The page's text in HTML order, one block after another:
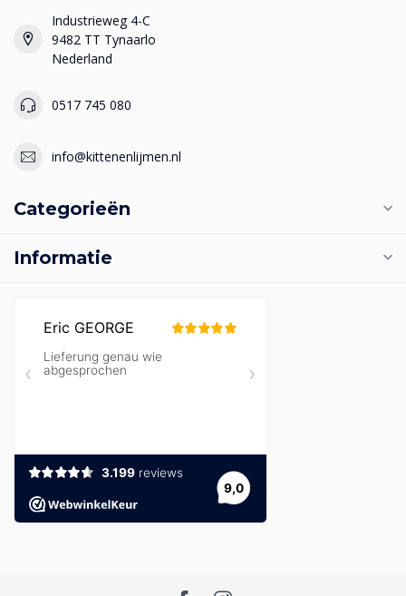
Industrieweg 4-C
9482 TT Tynaarlo
Nederland
0517 745 080
info@kittenenlijmen.nl
Categorieën
Informatie